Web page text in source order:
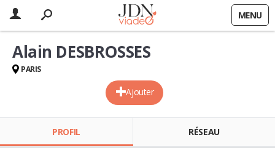
MENU
Ajouter
Alain DESBROSSES
PARIS
PROFIL RÉSEAU